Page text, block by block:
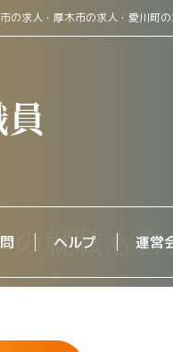
の求人・厚木市の求人・愛川町
ヘルプ 運営